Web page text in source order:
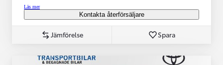
Läs mer
Kontakta återförsäljare
Jämförelse Spara